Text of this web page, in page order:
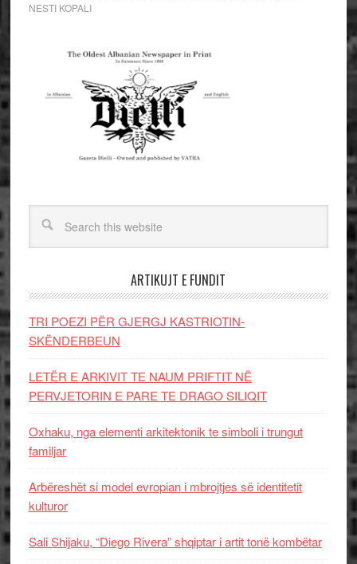
NESTI KOPALI
ARTIKUJT E FUNDIT
TRI POEZI PËR GJERGJ KASTRIOTIN-
SKËNDERBEUN
LETËR E ARKIVIT TE NAUM PRIFTIT NË
PERVJETORIN E PARE TE DRAGO SILIQIT
Oxhaku, nga elementi arkitektonik te simboli i trungut
familjar
Arbëreshët si model evropian i mbrojtjes së identitetit
kulturor
Sali Shijaku, “Diego Rivera” shqiptar i artit tonë kombëtar